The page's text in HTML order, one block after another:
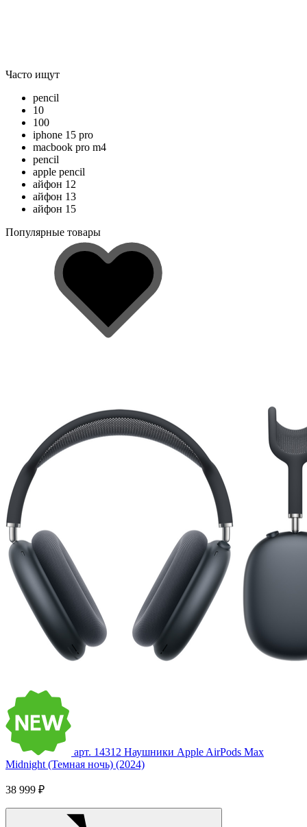
Часто ищут
pencil
10
100
iphone 15 pro
macbook pro m4
pencil
apple pencil
айфон 12
айфон 13
айфон 15
Популярные товары
арт. 14312 Наушники Apple AirPods Max
Midnight (Темная ночь) (2024)
38 999 ₽